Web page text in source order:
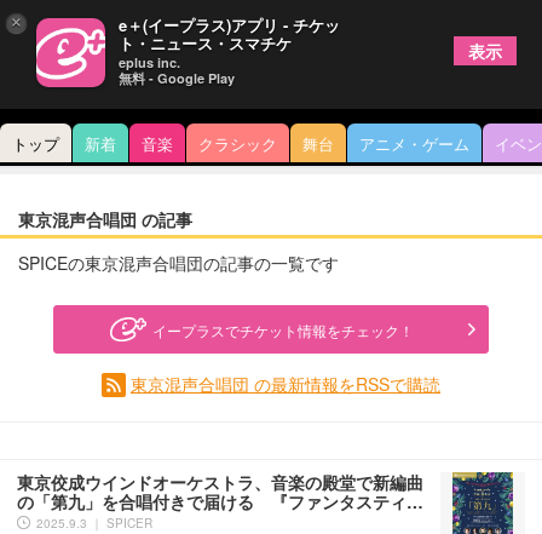
トップ 新着 音楽 クラシック 舞台 アニメ・ゲーム イベ
東京混声合唱団 の記事
SPICEの東京混声合唱団の記事の一覧です
イープラスでチケット情報をチェック！
東京混声合唱団 の最新情報をRSSで購読
東京佼成ウインドオーケストラ、音楽の殿堂で新編曲
の「第九」を合唱付きで届ける 『ファンタスティ…
2025.9.3 ｜ SPICER
× e＋(イープラス)アプリ - チケッ
ト・ニュース・スマチケ
eplus inc.
無料 - Google Play
表示